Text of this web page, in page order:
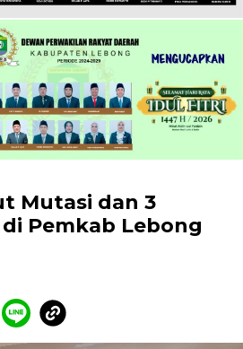
Mutasi dan 3
Pemkab Lebong